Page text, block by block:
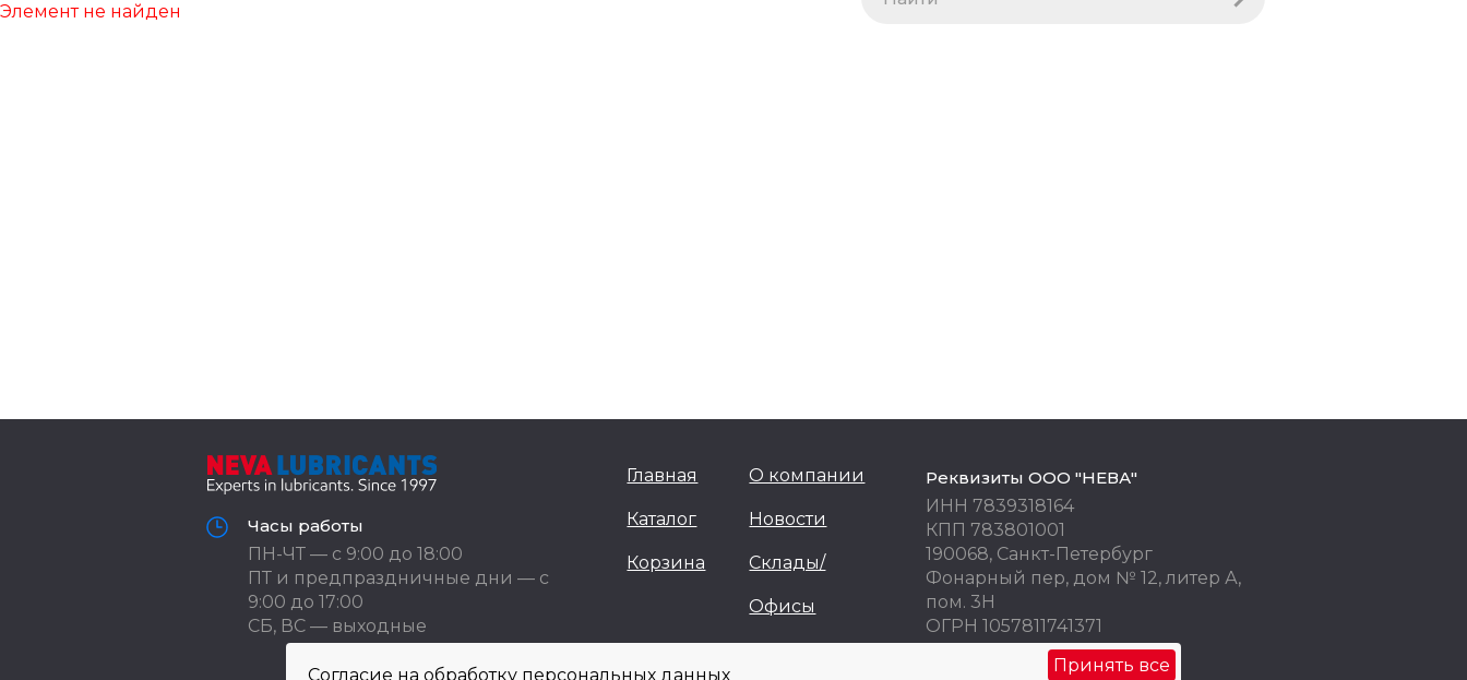
Согласие на обработку персональных данных Принять все
Элемент не найден
Часы работы
ПН-ЧТ — с 9:00 до 18:00
ПТ и предпраздничные дни — с
9:00 до 17:00
СБ, ВС — выходные
Главная
Каталог
Корзина
О компании
Новости
Склады/
Офисы
Реквизиты ООО "НЕВА"
ИНН 7839318164
КПП 783801001
190068, Санкт-Петербург
Фонарный пер, дом № 12, литер А,
пом. 3Н
ОГРН 1057811741371
ОКПО 77676245